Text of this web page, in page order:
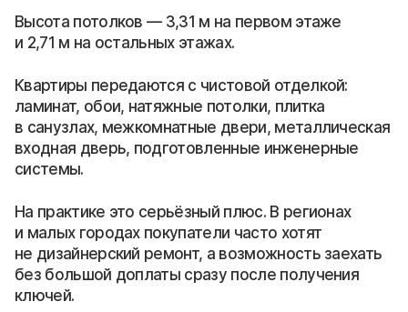
Высота потолков — 3,31 м на первом этаже
и 2,71 м на остальных этажах.
Квартиры передаются с чистовой отделкой:
ламинат, обои, натяжные потолки, плитка
в санузлах, межкомнатные двери, металлическая
входная дверь, подготовленные инженерные
системы.
На практике это серьёзный плюс. В регионах
и малых городах покупатели часто хотят
не дизайнерский ремонт, а возможность заехать
без большой доплаты сразу после получения
ключей.